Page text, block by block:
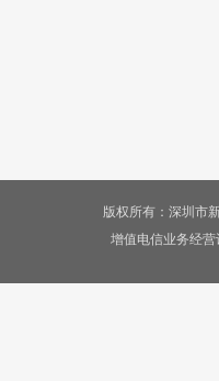
版权所有：深圳市
增值电信业务经营